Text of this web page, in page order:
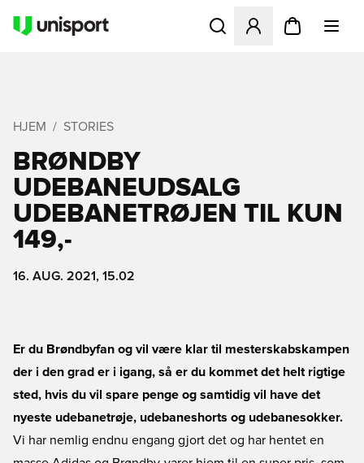
Åbner en Modal til at
HJEM STORIES
BRØNDBY
UDEBANEUDSALG 
UDEBANETRØJEN TIL KUN
149,-
16. AUG. 2021, 15.02
Er du Brøndbyfan og vil være klar til mesterskabskampen
der i den grad er i igang, så er du kommet det helt rigtige
sted, hvis du vil spare penge og samtidig vil have det
nyeste udebanetrøje, udebaneshorts og udebanesokker.
Vi har nemlig endnu engang gjort det og har hentet en